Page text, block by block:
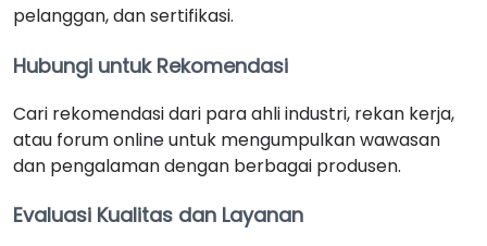
pelanggan, dan sertifikasi.
Hubungi untuk Rekomendasi
Cari rekomendasi dari para ahli industri, rekan kerja,
atau forum online untuk mengumpulkan wawasan
dan pengalaman dengan berbagai produsen.
Evaluasi Kualitas dan Layanan